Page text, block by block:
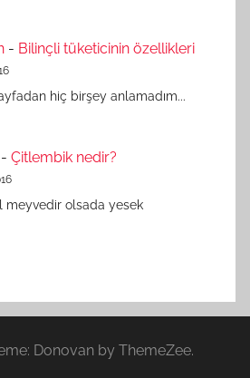
- Bilinçli tüketicinin özellikleri
hiç birşey anlamadım...
- Çitlembik nedir?
meyvedir olsada yesek
Donovan by ThemeZee.